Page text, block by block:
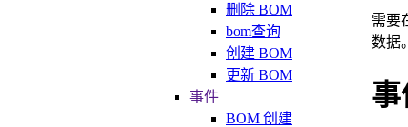
删除 BOM
bom查询
创建 BOM
更新 BOM
事件
BOM 创建
需要
数据
事